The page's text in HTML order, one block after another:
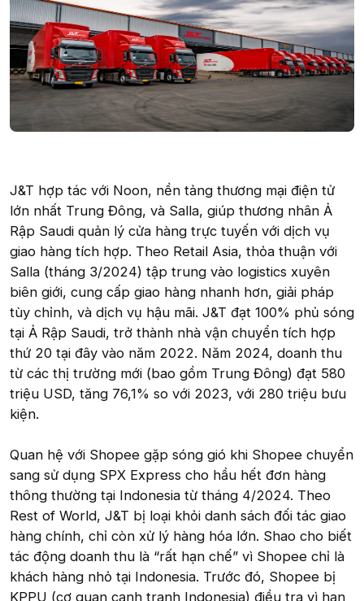
J&T hợp tác với Noon, nền tảng thương mại điện tử
lớn nhất Trung Đông, và Salla, giúp thương nhân Ả
Rập Saudi quản lý cửa hàng trực tuyến với dịch vụ
giao hàng tích hợp. Theo Retail Asia, thỏa thuận với
Salla (tháng 3/2024) tập trung vào logistics xuyên
biên giới, cung cấp giao hàng nhanh hơn, giải pháp
tùy chỉnh, và dịch vụ hậu mãi. J&T đạt 100% phủ sóng
tại Ả Rập Saudi, trở thành nhà vận chuyển tích hợp
thứ 20 tại đây vào năm 2022. Năm 2024, doanh thu
từ các thị trường mới (bao gồm Trung Đông) đạt 580
triệu USD, tăng 76,1% so với 2023, với 280 triệu bưu
kiện.
Quan hệ với Shopee gặp sóng gió khi Shopee chuyển
sang sử dụng SPX Express cho hầu hết đơn hàng
thông thường tại Indonesia từ tháng 4/2024. Theo
Rest of World, J&T bị loại khỏi danh sách đối tác giao
hàng chính, chỉ còn xử lý hàng hóa lớn. Shao cho biết
tác động doanh thu là “rất hạn chế” vì Shopee chỉ là
khách hàng nhỏ tại Indonesia. Trước đó, Shopee bị
KPPU (cơ quan cạnh tranh Indonesia) điều tra vì hạn